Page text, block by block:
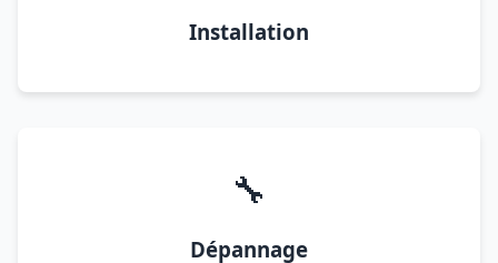
Installation
🔧
Dépannage